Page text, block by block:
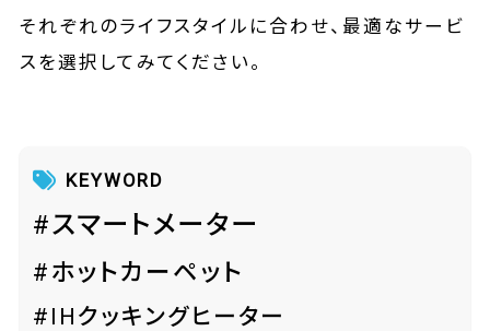
それぞれのライフスタイルに合わせ、最適なサービ
スを選択してみてください。
KEYWORD
#スマートメーター
#ホットカーペット
#IHクッキングヒーター